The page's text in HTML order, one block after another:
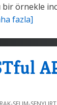
bir örnekle
fazla]